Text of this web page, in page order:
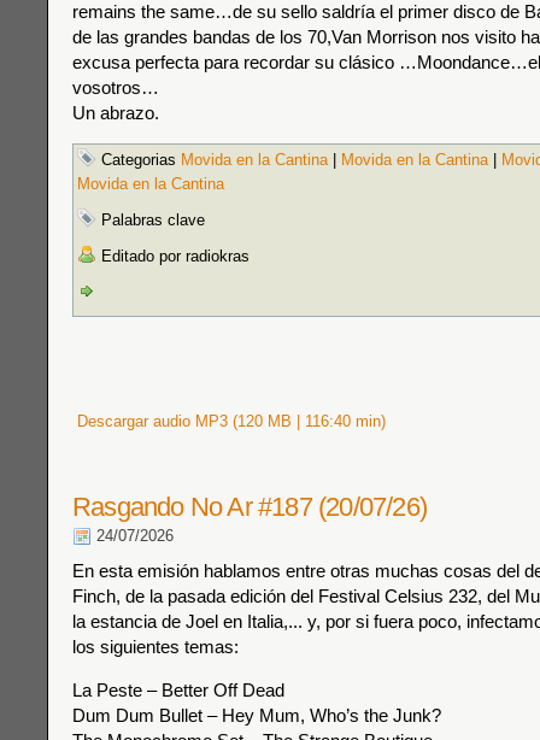
remains the same…de su sello saldría el primer disco de
de las grandes bandas de los 70,Van Morrison nos visito
excusa perfecta para recordar su clásico
vosotros…
Un abrazo.
Categorias Movida en la Cantina| Movida en la Cantina|
Movida en la Cantina
Palabras clave
Editado por radiokras
Descargar audio MP3 (120 MB | 116:40 min)
Rasgando No Ar #187 (20/07/26)
24/07/2026
En esta emisión hablamos entre otras muchas cosas del
Finch, de la pasada edición del Festival Celsius 232, del
la estancia de Joel en Italia,... y, por si fuera poco,
los siguientes temas:
La Peste – Better Off Dead
Dum Dum Bullet – Hey Mum, Who’s the Junk?